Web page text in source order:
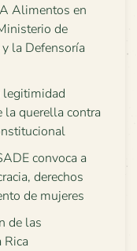
Alimentos en
de
la Defensoría
legitimidad
querella contra
convoca a
derechos
de mujeres
de las